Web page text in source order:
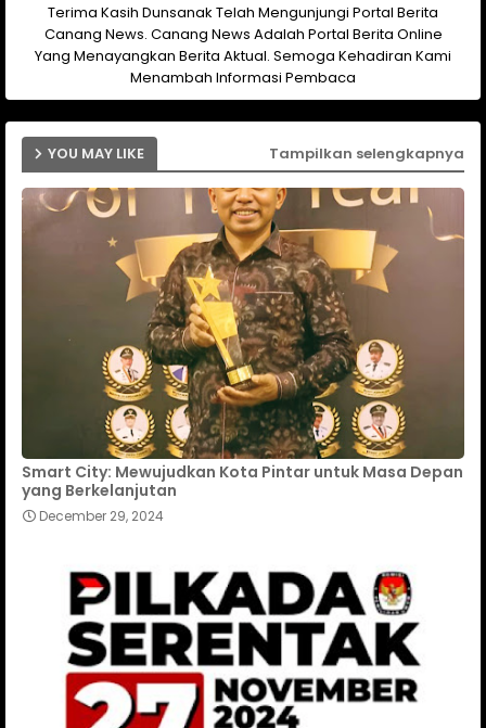
Terima Kasih Dunsanak Telah Mengunjungi Portal Berita
Canang News. Canang News Adalah Portal Berita Online
Yang Menayangkan Berita Aktual. Semoga Kehadiran Kami
Menambah Informasi Pembaca
YOU MAY LIKE Tampilkan selengkapnya
Smart City: Mewujudkan Kota Pintar untuk Masa Depan
yang Berkelanjutan
December 29, 2024